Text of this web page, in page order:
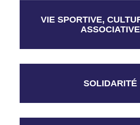
VIE SPORTIVE,
ASSOCIATIVE
SOLIDARITÉ